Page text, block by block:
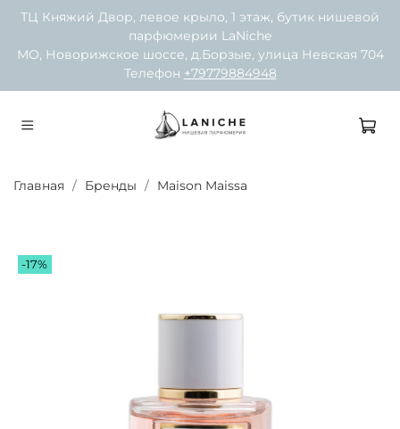
ТЦ Княжий Двор, левое крыло, 1 этаж, бутик нишевой
парфюмерии LaNiche
МО, Новорижское шоссе, д.Борзые, улица Невская 704
Телефон +79779884948
Главная Бренды Maison Maissa
-17%